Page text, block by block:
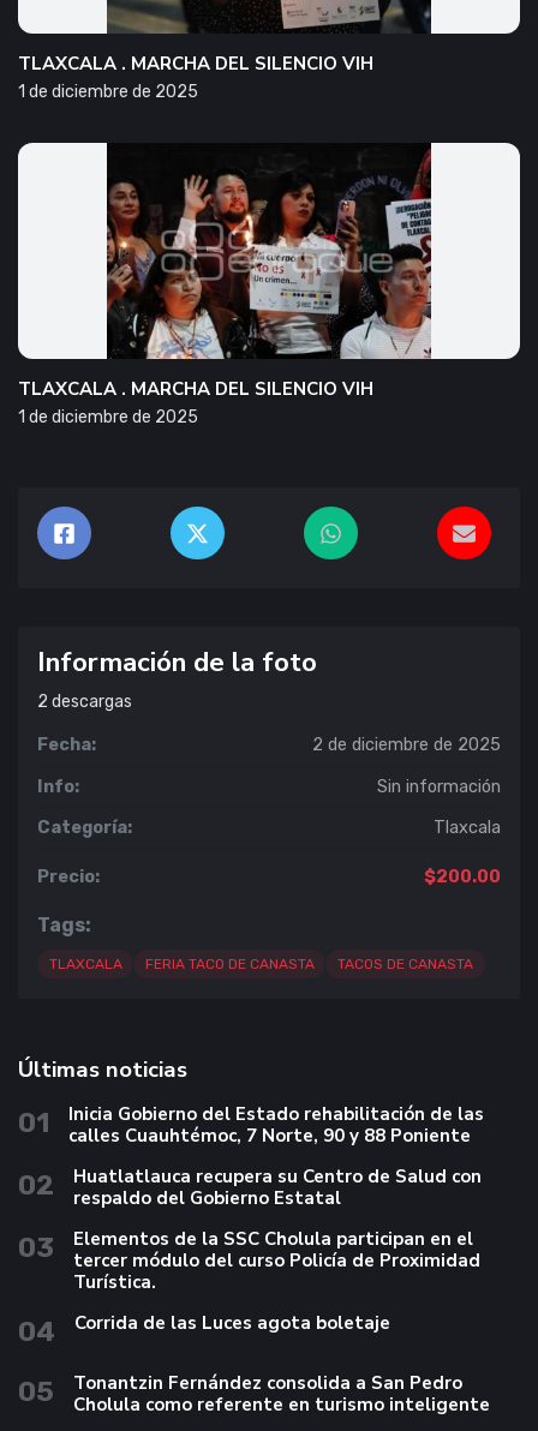
TLAXCALA . MARCHA DEL SILENCIO VIH
1 de diciembre de 2025
TLAXCALA . MARCHA DEL SILENCIO VIH
1 de diciembre de 2025
Información de la foto
2 descargas
Fecha: 2 de diciembre de 2025
Info: Sin información
Categoría: Tlaxcala
Precio: $200.00
Tags:
TLAXCALA FERIA TACO DE CANASTA TACOS DE CANASTA
Últimas noticias
01
Inicia Gobierno del Estado rehabilitación de las
calles Cuauhtémoc, 7 Norte, 90 y 88 Poniente
02
Huatlatlauca recupera su Centro de Salud con
respaldo del Gobierno Estatal
03
Elementos de la SSC Cholula participan en el
tercer módulo del curso Policía de Proximidad
Turística.
04 Corrida de las Luces agota boletaje
05
Tonantzin Fernández consolida a San Pedro
Cholula como referente en turismo inteligente